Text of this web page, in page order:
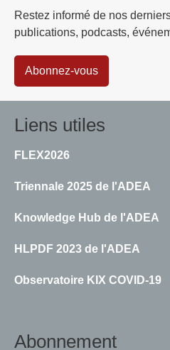
Restez informé de nos
publications, podcasts,
Abonnez-vous
Liens utiles
FLEX2026
Triennale 2025 de l'ADEA
Knowledge Hub de l'ADEA
HLPDF 2023 de l'ADEA
Observatoire KIX COVID-19
Abonnement